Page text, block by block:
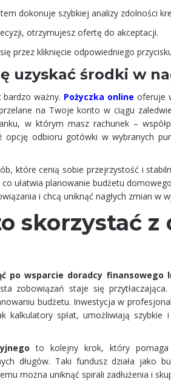
dokonuje szybkiej analizy zdolności
otrzymujesz ofertę do akceptacji.
przez kliknięcie odpowiedniego
uzyskać środki w
bardzo ważny. Pożyczka online oferuje
na Twoje konto w ciągu
w którym masz rachunek –
odbioru gotówki w wybranych
które cenią sobie przejrzystość i
ułatwia planowanie budżetu
i chcą uniknąć nagłych zmian w
skorzystać z
po wsparcie doradcy finansowego
zobowiązań staje się
budżetu. Inwestycja w
kalkulatory spłat, umożliwiają
to kolejny krok, który pomaga
długów. Taki fundusz działa
można uniknąć spirali zadłużenia i